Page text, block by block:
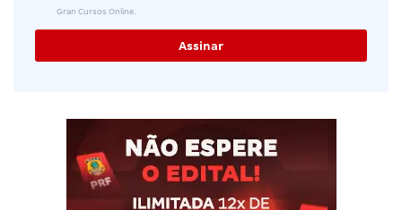
Gran Cursos Online.